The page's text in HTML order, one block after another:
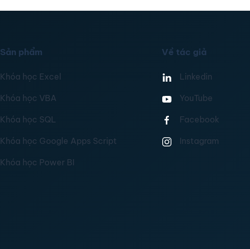
Sản phẩm
Khóa học Excel
Khóa học VBA
Khóa học SQL
Khóa học Google Apps Script
Khóa học Power BI
Về tác giả
Linkedin
YouTube
Facebook
Instagram